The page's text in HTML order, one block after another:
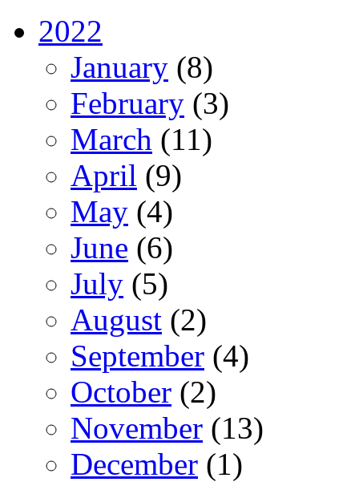
2022
January (8)
February (3)
March (11)
April (9)
May (4)
June (6)
July (5)
August (2)
September (4)
October (2)
November (13)
December (1)